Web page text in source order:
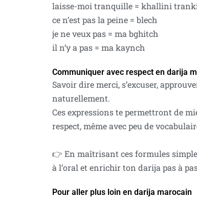
laisse-moi tranquille = khallini
ce n’est pas la peine = blech
je ne veux pas = ma bghitch
il n’y a pas = ma kaynch
Communiquer avec respect en darija
Savoir dire merci, s’excuser,
naturellement.
Ces expressions te permettront de
respect, même avec peu de
👉 En maîtrisant ces formules
à l’oral et enrichir ton darija pas à
Pour aller plus loin en darija marocain